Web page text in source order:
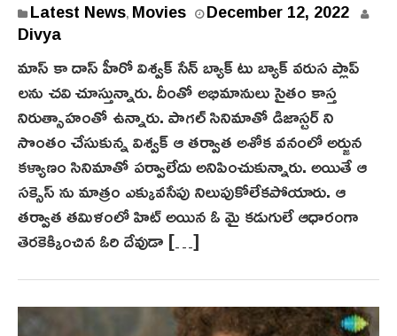
Latest News, Movies December 12, 2022
Divya
మాస్ కా దాస్ హీరో విశ్వక్ సేన్ బ్యాక్ టు బ్యాక్ వరుస ప్లాప్
లను చవి చూస్తున్నారు. దీంతో అభిమానులు సైతం కాస్త
నిరుత్సాహంతో ఉన్నారు. పాగల్ సినిమాతో డిజాస్టర్ ని
సొంతం చేసుకున్న విశ్వక్ ఆ తర్వాత అశోక వనంలో అర్జున
కళ్యాణం సినిమాతో పర్వాలేదు అనిపించుకున్నారు. అయితే ఆ
సక్సెస్ ను మాత్రం ఎక్కువసేపు నిలుపుకోలేకపోయారు. ఆ
తర్వాత తమిళంలో హిట్ అయిన ఓ మై కడుగులే ఆధారంగా
తెరకెక్కించిన ఓరి దేవుడా […]